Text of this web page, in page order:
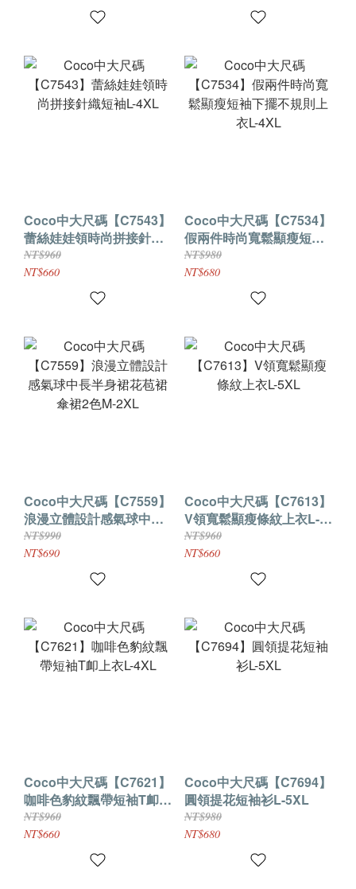
Coco中大尺碼【C7543】
蕾絲娃娃領時尚拼接針織
短袖L-4XL
NT$960
NT$660
Coco中大尺碼【C7534】
假兩件時尚寬鬆顯瘦短袖
下擺不規則上衣L-4XL
NT$980
NT$680
Coco中大尺碼【C7559】
浪漫立體設計感氣球中長
半身裙花苞裙傘裙2色M-
2XL
NT$990
NT$690
Coco中大尺碼【C7613】
V領寬鬆顯瘦條紋上衣L-
5XL
NT$960
NT$660
Coco中大尺碼【C7621】
咖啡色豹紋飄帶短袖T卹上
衣L-4XL
NT$960
NT$660
Coco中大尺碼【C7694】
圓領提花短袖衫L-5XL
NT$980
NT$680